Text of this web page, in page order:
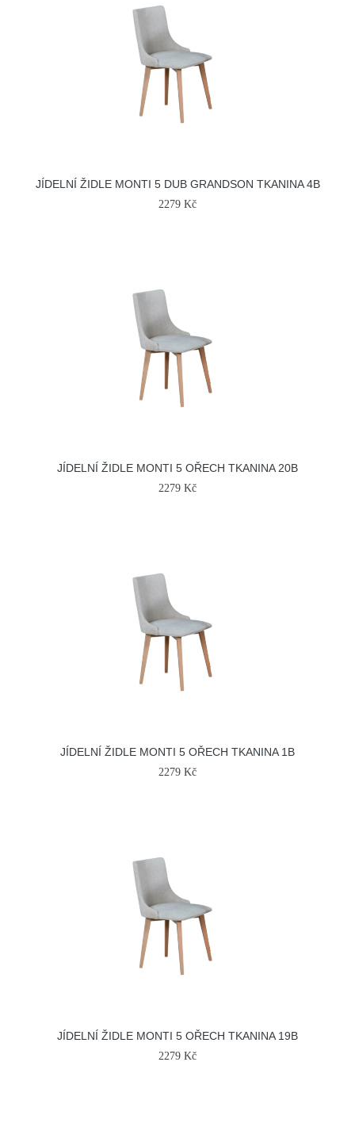
JÍDELNÍ ŽIDLE MONTI 5 DUB GRANDSON TKANINA 4B
2279 Kč
JÍDELNÍ ŽIDLE MONTI 5 OŘECH TKANINA 20B
2279 Kč
JÍDELNÍ ŽIDLE MONTI 5 OŘECH TKANINA 1B
2279 Kč
JÍDELNÍ ŽIDLE MONTI 5 OŘECH TKANINA 19B
2279 Kč